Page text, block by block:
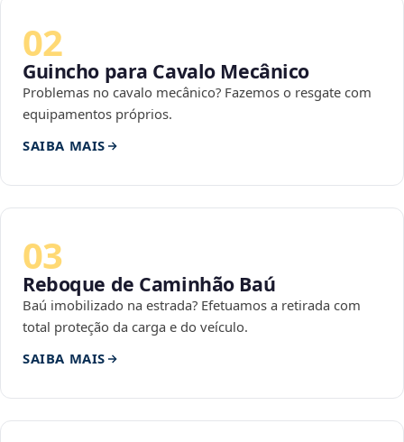
02
Guincho para Cavalo Mecânico
Problemas no cavalo mecânico? Fazemos o resgate com
equipamentos próprios.
SAIBA MAIS
03
Reboque de Caminhão Baú
Baú imobilizado na estrada? Efetuamos a retirada com
total proteção da carga e do veículo.
SAIBA MAIS